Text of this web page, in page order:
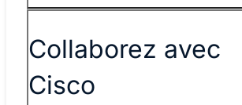
Collaborez avec
Cisco